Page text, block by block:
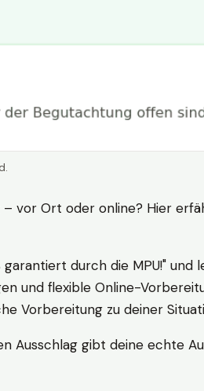
vor Ort oder online? Hier
durch die MPU!"
und flexible Online-
Vorbereitung zu deiner
Ausschlag gibt deine echte